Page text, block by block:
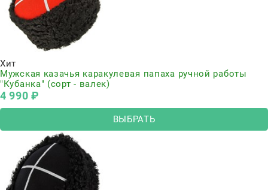
Хит
Мужская казачья каракулевая папаха ручной работы
"Кубанка" (сорт - валек)
4 990 ₽
ВЫБРАТЬ